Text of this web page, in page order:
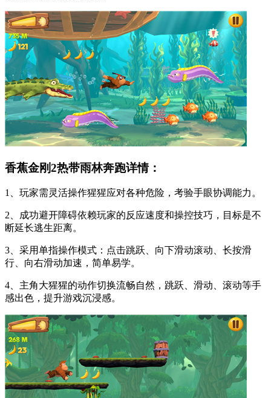
香蕉金刚2热带雨林奔跑详情：
1、玩家需灵活操作猩猩应对各种危险，考验手眼协调能力。
2、成功避开障碍依赖玩家的反应速度和操控技巧，目标是不
断延长逃生距离。
3、采用单指操作模式：点击跳跃、向下滑动滚动、长按滑
行、向右滑动加速，简单易学。
4、主角大猩猩的动作切换流畅自然，跳跃、滑动、滚动等手
感出色，提升游戏沉浸感。